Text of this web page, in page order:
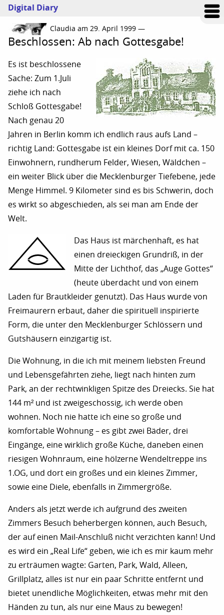
Digital Diary
Claudia am 29. April 1999 —
Beschlossen: Ab nach Gottesgabe!
Es ist beschlossene
Sache: Zum 1.Juli
ziehe ich nach
Schloß Gottesgabe!
Nach genau 20
Jahren in Berlin komm ich endlich raus aufs Land –
richtig Land: Gottesgabe ist ein kleines Dorf mit ca. 150
Einwohnern, rundherum Felder, Wiesen, Wäldchen –
ein weiter Blick über die Mecklenburger Tiefebene, jede
Menge Himmel. 9 Kilometer sind es bis Schwerin, doch
es wirkt so abgeschieden, als sei man am Ende der
Welt.
Das Haus ist märchenhaft, es hat
einen dreieckigen Grundriß, in der
Mitte der Lichthof, das „Auge Gottes“
(heute überdacht und von einem
Laden für Brautkleider genutzt). Das Haus wurde von
Freimaurern erbaut, daher die spirituell inspirierte
Form, die unter den Mecklenburger Schlössern und
Gutshäusern einzigartig ist.
Die Wohnung, in die ich mit meinem liebsten Freund
und Lebensgefährten ziehe, liegt nach hinten zum
Park, an der rechtwinkligen Spitze des Dreiecks. Sie hat
144 m² und ist zweigeschossig, ich werde oben
wohnen. Noch nie hatte ich eine so große und
komfortable Wohnung – es gibt zwei Bäder, drei
Eingänge, eine wirklich große Küche, daneben einen
riesigen Wohnraum, eine hölzerne Wendeltreppe ins
1.OG, und dort ein großes und ein kleines Zimmer,
sowie eine Diele, ebenfalls in Zimmergröße.
Anders als jetzt werde ich aufgrund des zweiten
Zimmers Besuch beherbergen können, auch Besuch,
der auf einen Mail-Anschluß nicht verzichten kann! Und
es wird ein „Real Life“ geben, wie ich es mir kaum mehr
zu erträumen wagte: Garten, Park, Wald, Alleen,
Grillplatz, alles ist nur ein paar Schritte entfernt und
bietet unendliche Möglichkeiten, etwas mehr mit den
Händen zu tun, als nur eine Maus zu bewegen!